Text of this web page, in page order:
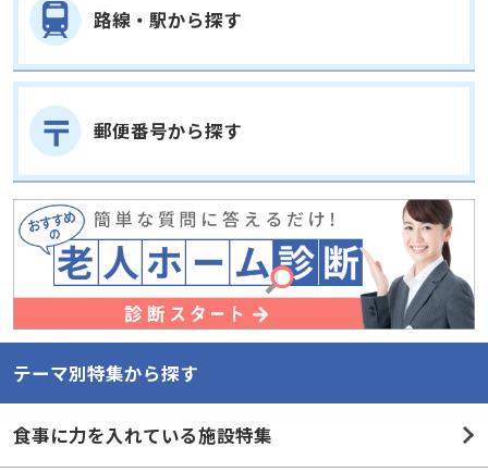
路線・駅から探す
郵便番号から探す
テーマ別特集から探す
食事に力を入れている施設特集